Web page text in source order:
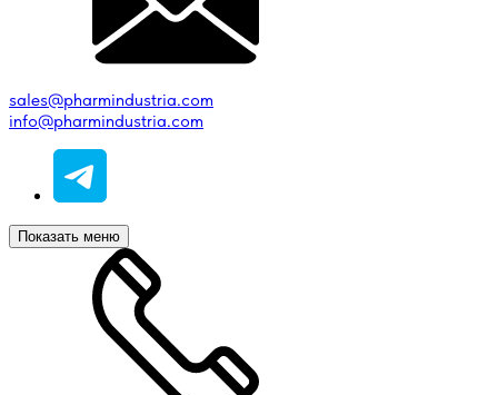
sales@pharmindustria.com
info@pharmindustria.com
Показать меню